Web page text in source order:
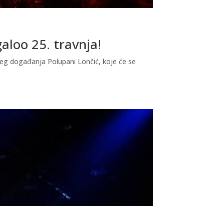
25. travnja!
događanja Polupani Lončić, koje će se